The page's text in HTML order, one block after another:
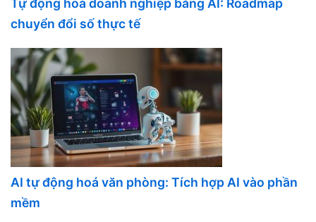
Tự động hoá doanh nghiệp bằng AI: Roadmap
chuyển đổi số thực tế
AI tự động hoá văn phòng: Tích hợp AI vào phần
mềm